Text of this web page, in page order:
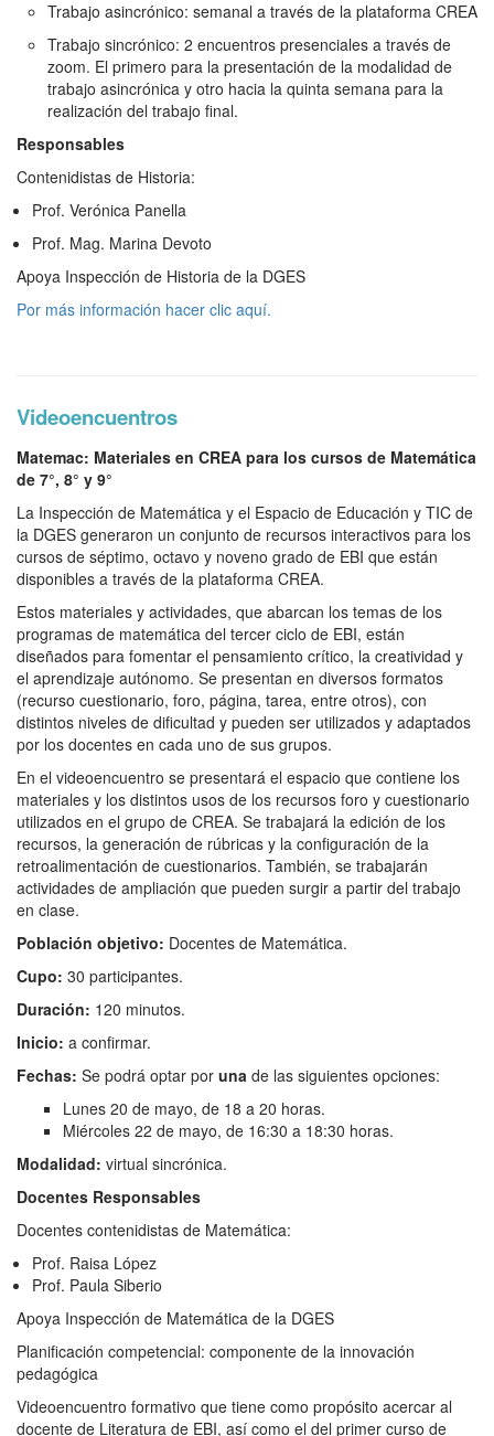
Trabajo asincrónico: semanal a través de la plataforma CREA
Trabajo sincrónico: 2 encuentros presenciales a través de
zoom. El primero para la presentación de la modalidad de
trabajo asincrónica y otro hacia la quinta semana para la
realización del trabajo final.
Responsables
Contenidistas de Historia:
Prof. Verónica Panella
Prof. Mag. Marina Devoto
Apoya Inspección de Historia de la DGES
Por más información hacer clic aquí.
Videoencuentros
Matemac: Materiales en CREA para los cursos de Matemática
de 7°, 8° y 9°
La Inspección de Matemática y el Espacio de Educación y TIC de
la DGES generaron un conjunto de recursos interactivos para los
cursos de séptimo, octavo y noveno grado de EBI que están
disponibles a través de la plataforma CREA.
Estos materiales y actividades, que abarcan los temas de los
programas de matemática del tercer ciclo de EBI, están
diseñados para fomentar el pensamiento crítico, la creatividad y
el aprendizaje autónomo. Se presentan en diversos formatos
(recurso cuestionario, foro, página, tarea, entre otros), con
distintos niveles de dificultad y pueden ser utilizados y adaptados
por los docentes en cada uno de sus grupos.
En el videoencuentro se presentará el espacio que contiene los
materiales y los distintos usos de los recursos foro y cuestionario
utilizados en el grupo de CREA. Se trabajará la edición de los
recursos, la generación de rúbricas y la configuración de la
retroalimentación de cuestionarios. También, se trabajarán
actividades de ampliación que pueden surgir a partir del trabajo
en clase.
Población objetivo: Docentes de Matemática.
Cupo: 30 participantes.
Duración: 120 minutos.
Inicio: a confirmar.
Fechas: Se podrá optar por una de las siguientes opciones:
Lunes 20 de mayo, de 18 a 20 horas.
Miércoles 22 de mayo, de 16:30 a 18:30 horas.
Modalidad: virtual sincrónica.
Docentes Responsables
Docentes contenidistas de Matemática:
Prof. Raisa López
Prof. Paula Siberio
Apoya Inspección de Matemática de la DGES
Planificación competencial: componente de la innovación
pedagógica
Videoencuentro formativo que tiene como propósito acercar al
docente de Literatura de EBI, así como el del primer curso de